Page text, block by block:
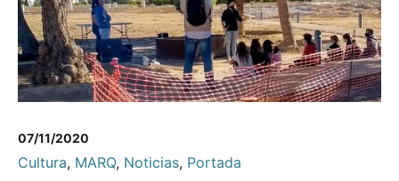
07/11/2020
Cultura, MARQ, Noticias, Portada